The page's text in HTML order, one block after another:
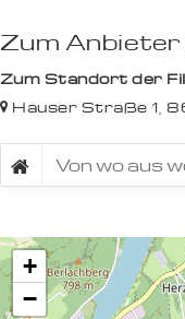
Zum Anbieter
Zum Standort der
Hauser Straße 1,
+
−